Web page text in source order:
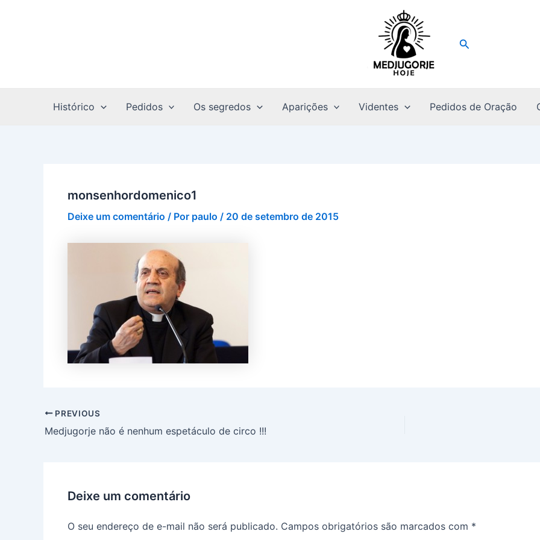
Pesquisar
Histórico Pedidos Os segredos Aparições Videntes Pedidos de Oração
monsenhordomenico1
Deixe um comentário / Por paulo / 20 de setembro de 2015
PREVIOUS
Medjugorje não é nenhum espetáculo de circo !!!
Deixe um comentário
O seu endereço de e-mail não será publicado. Campos obrigatórios são marcados com *